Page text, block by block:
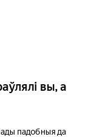
вы, а
падобныя да